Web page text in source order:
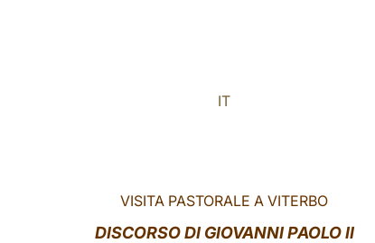
IT
VISITA PASTORALE A VITERBO
DISCORSO DI GIOVANNI PAOLO II